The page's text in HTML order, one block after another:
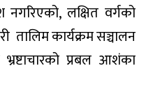
लक्षित वर्गको
तालिम कार्यक्रम सञ्चालन
प्रबल आशंका